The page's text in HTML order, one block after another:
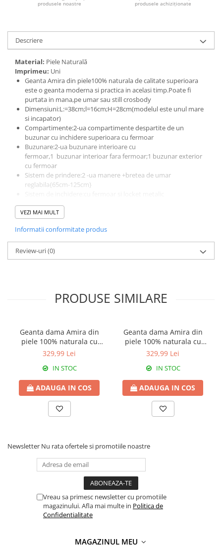
produsele noastre
produsele achiziționate
Descriere
Material: Piele Naturală
Imprimeu: Uni
Geanta Amira din piele100% naturala de calitate superioara
este o geanta moderna si practica in acelasi timp.Poate fi
purtata in mana,pe umar sau still crosbody
Dimensiuni:L:=38cm;l=16cm;H=28cm(modelul este unul mare
si incapator)
Compartimente:2-ua compartimente despartite de un
buzunar cu inchidere superioara cu fermoar
Buzunare:2-ua buzunare interioare cu
fermoar,1 buzunar interioar fara fermoar;1 buzunar exterior
cu fermoar
Sistem de prindere:2 -ua manere +bretea de umar
reglabila{65cm-125cm}
Culoare accesorii:aurii
Altele:picioruse metalice
superioara
VEZI MAI MULT
Informatii conformitate produs
Review-uri(0)
PRODUSE SIMILARE
Geanta dama Amira din
piele 100% naturala cu
textura croco negru 8222
329,99 Lei
IN STOC
ADAUGA IN COS
Geanta dama Amira din
piele 100% naturala cu
textura croco crem 8222
329,99 Lei
IN STOC
ADAUGA IN COS
Newsletter Nu rata ofertele si promotiile noastre
Vreau sa primesc newsletter cu promotiile
magazinului. Afla mai multe in Politica de
Confidentialitate
MAGAZINUL MEU